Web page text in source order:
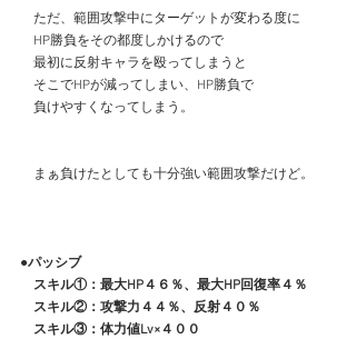
ただ、範囲攻撃中にターゲットが変わる度に
HP勝負をその都度しかけるので
最初に反射キャラを殴ってしまうと
そこでHPが減ってしまい、HP勝負で
負けやすくなってしまう。
まぁ負けたとしても十分強い範囲攻撃だけど。
●パッシブ
スキル①：最大HP４６％、最大HP回復率４％
スキル②：攻撃力４４％、反射４０％
スキル③：体力値Lv×４００